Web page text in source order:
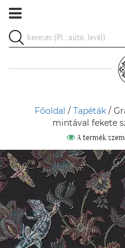
Főoldal / Tapéták/
mintával fekete
A termék